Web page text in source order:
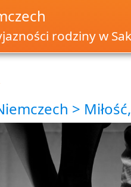
rodziny w
>